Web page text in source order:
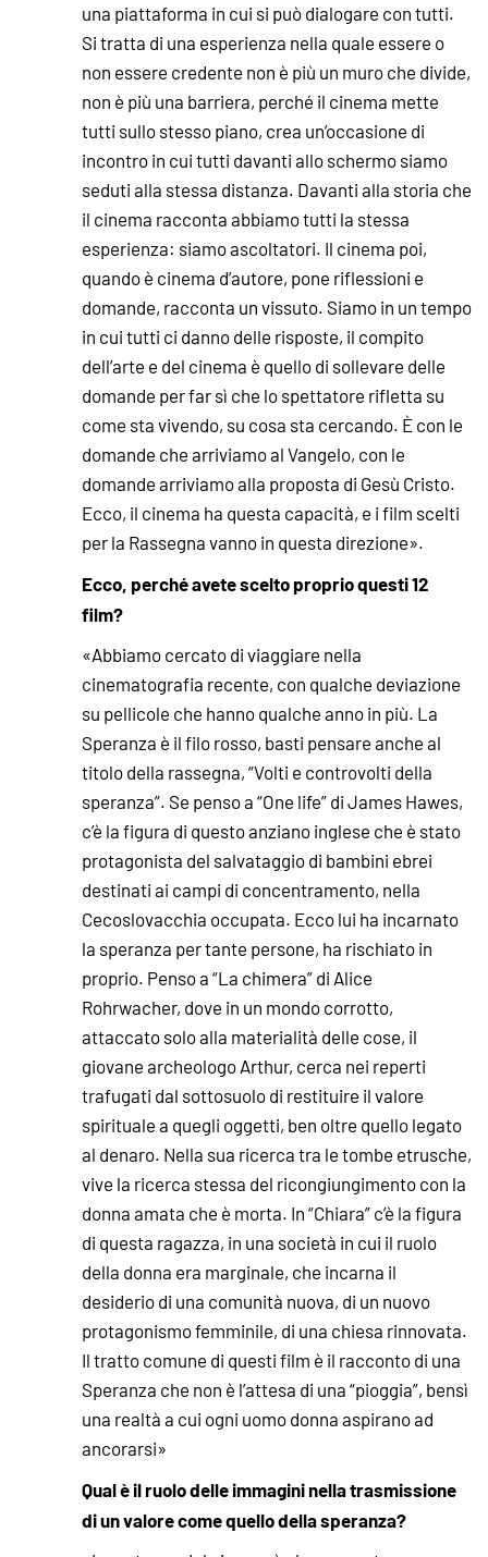
una piattaforma in cui si può dialogare con tutti.
Si tratta di una esperienza nella quale essere o
non essere credente non è più un muro che divide,
non è più una barriera, perché il cinema mette
tutti sullo stesso piano, crea un’occasione di
incontro in cui tutti davanti allo schermo siamo
seduti alla stessa distanza. Davanti alla storia che
il cinema racconta abbiamo tutti la stessa
esperienza: siamo ascoltatori. Il cinema poi,
quando è cinema d’autore, pone riflessioni e
domande, racconta un vissuto. Siamo in un tempo
in cui tutti ci danno delle risposte, il compito
dell’arte e del cinema è quello di sollevare delle
domande per far sì che lo spettatore rifletta su
come sta vivendo, su cosa sta cercando. È con le
domande che arriviamo al Vangelo, con le
domande arriviamo alla proposta di Gesù Cristo.
Ecco, il cinema ha questa capacità, e i film scelti
per la Rassegna vanno in questa direzione».
Ecco, perché avete scelto proprio questi 12
film?
«Abbiamo cercato di viaggiare nella
cinematografia recente, con qualche deviazione
su pellicole che hanno qualche anno in più. La
Speranza è il filo rosso, basti pensare anche al
titolo della rassegna, “Volti e controvolti della
speranza”. Se penso a “One life” di James Hawes,
c’è la figura di questo anziano inglese che è stato
protagonista del salvataggio di bambini ebrei
destinati ai campi di concentramento, nella
Cecoslovacchia occupata. Ecco lui ha incarnato
la speranza per tante persone, ha rischiato in
proprio. Penso a “La chimera” di Alice
Rohrwacher, dove in un mondo corrotto,
attaccato solo alla materialità delle cose, il
giovane archeologo Arthur, cerca nei reperti
trafugati dal sottosuolo di restituire il valore
spirituale a quegli oggetti, ben oltre quello legato
al denaro. Nella sua ricerca tra le tombe etrusche,
vive la ricerca stessa del ricongiungimento con la
donna amata che è morta. In “Chiara” c’è la figura
di questa ragazza, in una società in cui il ruolo
della donna era marginale, che incarna il
desiderio di una comunità nuova, di un nuovo
protagonismo femminile, di una chiesa rinnovata.
Il tratto comune di questi film è il racconto di una
Speranza che non è l’attesa di una “pioggia”, bensì
una realtà a cui ogni uomo donna aspirano ad
ancorarsi»
Qual è il ruolo delle immagini nella trasmissione
di un valore come quello della speranza?